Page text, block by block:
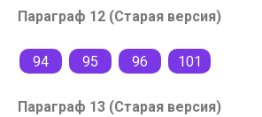
Параграф 12 (Старая версия)
94 95 96 101
Параграф 13 (Старая версия)